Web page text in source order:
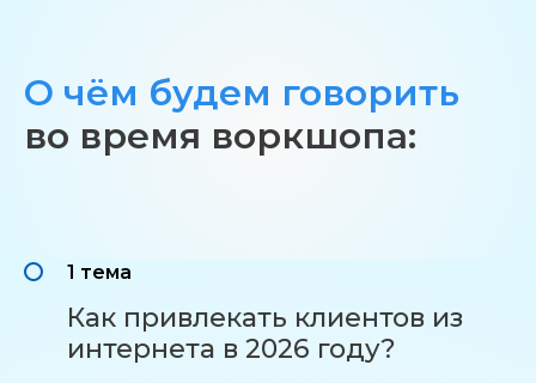
О чём будем говорить
во время воркшопа:
1 тема
Как привлекать клиентов из
интернета в 2026 году?